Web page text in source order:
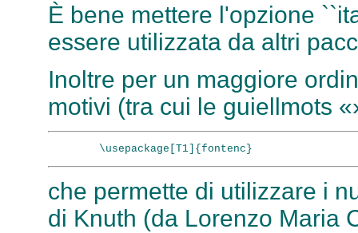
È bene mettere l'opzione
essere utilizzata da altri
Inoltre per un maggiore
motivi (tra cui le guiellmots
che permette di utilizzare i
di Knuth (da Lorenzo Maria